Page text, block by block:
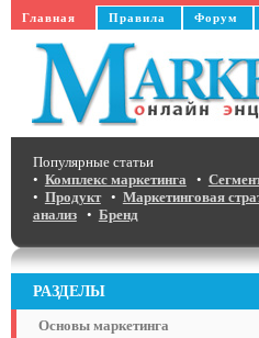
Главная Правила Форум
Популярные статьи
• Комплекс маркетинга •
• Продукт• Маркетинговая
анализ• Бренд
РАЗДЕЛЫ
Основы маркетинга